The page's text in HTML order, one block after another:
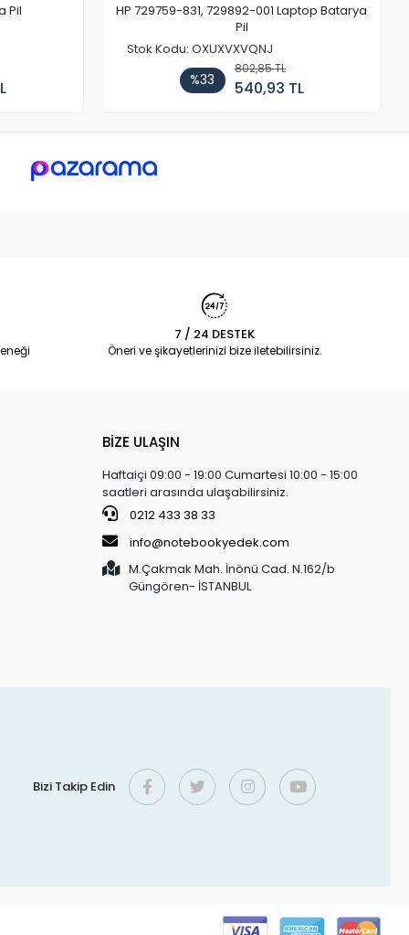
Pil
HP 729759-831, 729892-001 Laptop Batarya
Pil
Stok Kodu: OXUXVXVQNJ
%33
802,85 TL
540,93 TL
7 / 24 DESTEK
Öneri ve şikayetlerinizi bize iletebilirsiniz.
BİZE ULAŞIN
Haftaiçi 09:00 - 19:00 Cumartesi 10:00 - 15:00
saatleri arasında ulaşabilirsiniz.
0212 433 38 33
info@notebookyedek.com
M.Çakmak Mah. İnönü Cad. N.162/b
Güngören- İSTANBUL
Bizi Takip Edin